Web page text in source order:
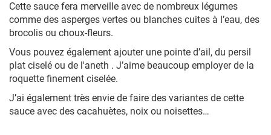
Cette sauce fera merveille avec de nombreux légumes
comme des asperges vertes ou blanches cuites à l’eau, des
brocolis ou choux-fleurs.
Vous pouvez également ajouter une pointe d’ail, du persil
plat ciselé ou de l'aneth . J’aime beaucoup employer de la
roquette finement ciselée.
J’ai également très envie de faire des variantes de cette
sauce avec des cacahuètes, noix ou noisettes…